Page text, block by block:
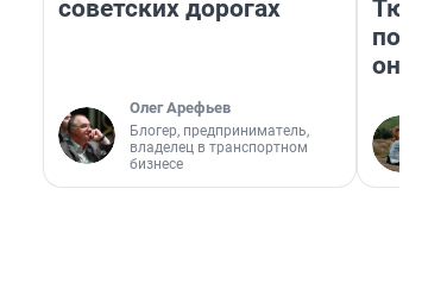
советских дорогах
Олег Арефьев
Блогер, предприниматель,
владелец в транспортном
бизнесе
они